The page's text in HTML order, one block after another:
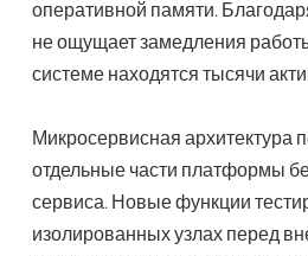
оперативной памяти.
не ощущает замедления
системе находятся тысячи
Микросервисная архитектура
отдельные части платформы
сервиса. Новые функции
изолированных узлах перед